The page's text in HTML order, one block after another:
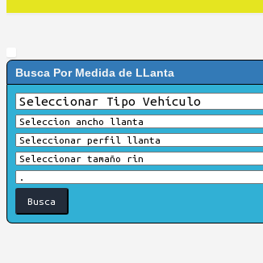
Busca Por Medida de LLanta